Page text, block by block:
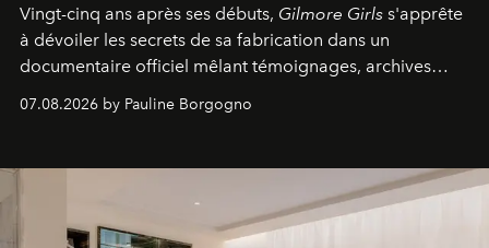
Vingt-cinq ans après ses débuts, Gilmore Girls s'apprête
à dévoiler les secrets de sa fabrication dans un
documentaire officiel mêlant témoignages, archives
inédites et plongée dans les coulisses d'un phénomène
générationnel.
07.08.2026 by Pauline Borgogno